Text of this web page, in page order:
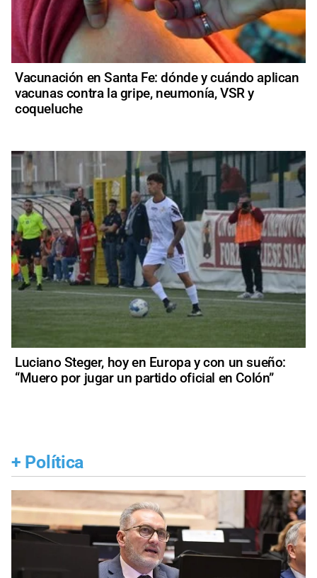
Vacunación en Santa Fe: dónde y cuándo aplican
vacunas contra la gripe, neumonía, VSR y
coqueluche
Luciano Steger, hoy en Europa y con un sueño:
“Muero por jugar un partido oficial en Colón”
+ Política